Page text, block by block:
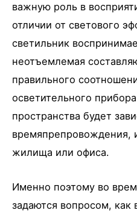
важную роль в
отличии от светового
светильник
неотъемлемая
правильного
осветительного
пространства будет
времяпрепровождения,
жилища или офиса.
Именно поэтому во
задаются вопросом, как